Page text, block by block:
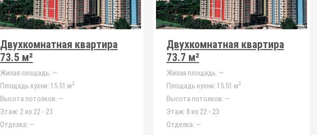
Двухкомнатная квартира
73.5 м²
Жилая площадь: —
Площадь кухни: 15.51 м2
Высота потолков: —
Этаж: 2 из 22 - 23
Отделка: —
Двухкомнатная квартира
73.7 м²
Жилая площадь: —
Площадь кухни: 15.51 м2
Высота потолков: —
Этаж: 8 из 22 - 23
Отделка: —